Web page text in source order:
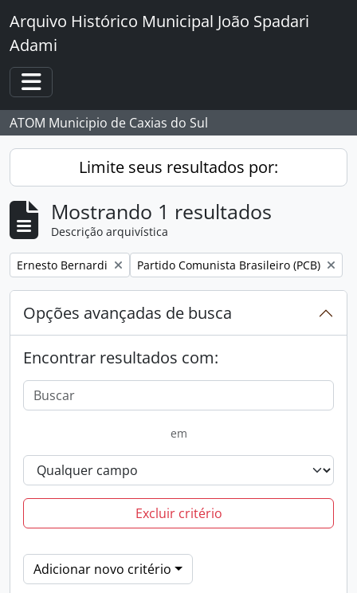
Skip to main content
Arquivo Histórico Municipal João Spadari
Adami
Toggle navigation
ATOM Municipio de Caxias do Sul
Limite seus resultados por:
Mostrando 1 resultados
Descrição arquivística
Remover filtro:
Ernesto Bernardi Remover filtro:
Partido Comunista Brasileiro (PCB)
Opções avançadas de busca
Encontrar resultados com:
em
Excluir critério
Adicionar novo critério